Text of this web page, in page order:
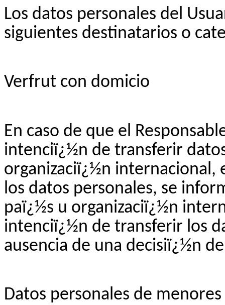
Los datos personales del
siguientes destinatarios o
Verfrut con domicio
En caso de que el
intenciï¿½n de transferir
organizaciï¿½n internacional,
los datos personales, se
paï¿½s u organizaciï¿½n
intenciï¿½n de transferir los
ausencia de una decisiï¿½n
Datos personales de